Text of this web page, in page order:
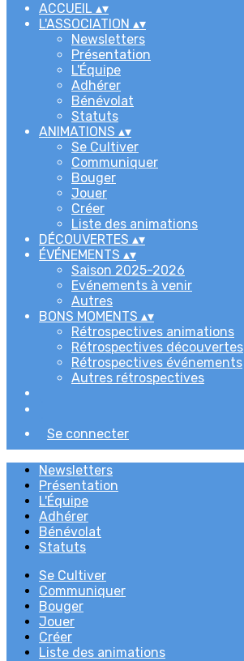
ACCUEIL ▴▾
L'ASSOCIATION ▴▾
Newsletters
Présentation
L'Équipe
Adhérer
Bénévolat
Statuts
ANIMATIONS ▴▾
Se Cultiver
Communiquer
Bouger
Jouer
Créer
Liste des animations
DÉCOUVERTES ▴▾
ÉVÉNEMENTS ▴▾
Saison 2025-2026
Evénements à venir
Autres
BONS MOMENTS ▴▾
Rétrospectives animations
Rétrospectives découvertes
Rétrospectives événements
Autres rétrospectives
Se connecter
Newsletters
Présentation
L'Équipe
Adhérer
Bénévolat
Statuts
Se Cultiver
Communiquer
Bouger
Jouer
Créer
Liste des animations